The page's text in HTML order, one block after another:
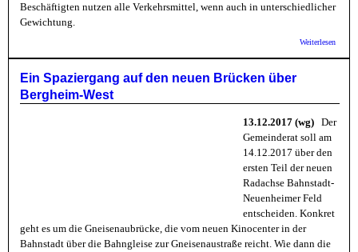
Beschäftigten nutzen alle Verkehrsmittel, wenn auch in unterschiedlicher
Gewichtung.
Weiterlesen
Ein Spaziergang auf den neuen Brücken über
Bergheim-West
13.12.2017 (wg) Der
Gemeinderat soll am
14.12.2017 über den
ersten Teil der neuen
Radachse Bahnstadt-
Neuenheimer Feld
entscheiden. Konkret
geht es um die Gneisenaubrücke, die vom neuen Kinocenter in der
Bahnstadt über die Bahngleise zur Gneisenaustraße reicht. Wie dann die